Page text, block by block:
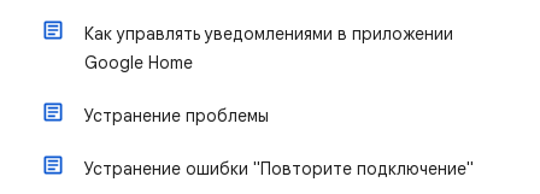
Как управлять уведомлениями в приложении
Google Home
Устранение проблемы
Устранение ошибки "Повторите подключение"